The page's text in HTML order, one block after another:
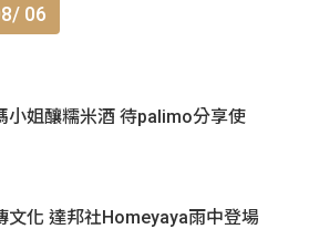
06
小姐釀糯米酒 待palimo分享使
文化 達邦社Homeyaya雨中登場